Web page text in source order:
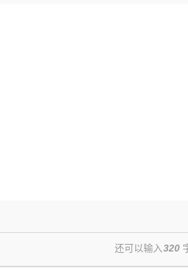
还可以输入320